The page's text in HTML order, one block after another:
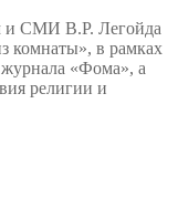
и СМИ В.Р. Легойда
комнаты», в рамках
журнала «Фома», а
религии и